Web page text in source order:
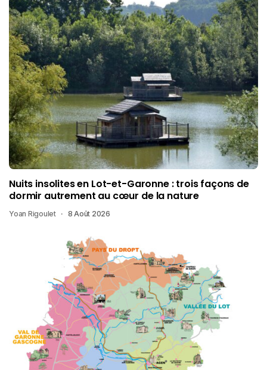
Nuits insolites en Lot-et-Garonne : trois façons de
dormir autrement au cœur de la nature
Yoan Rigoulet 8 Août 2026